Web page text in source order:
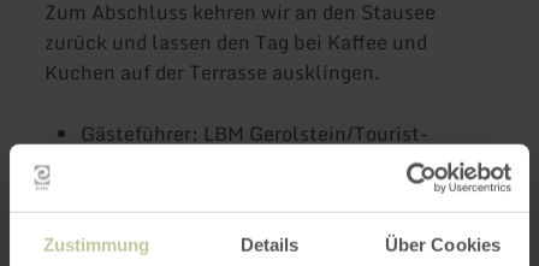
Zustimmung Details Über Cookies
Zum Abschluss kehren wir an den Stausee
zurück und lassen den Tag bei Kaffee und
Kuchen auf der Terrasse ausklingen.
Gästeführer: LBM Gerolstein/Tourist-
Länge: ca. 60 Km